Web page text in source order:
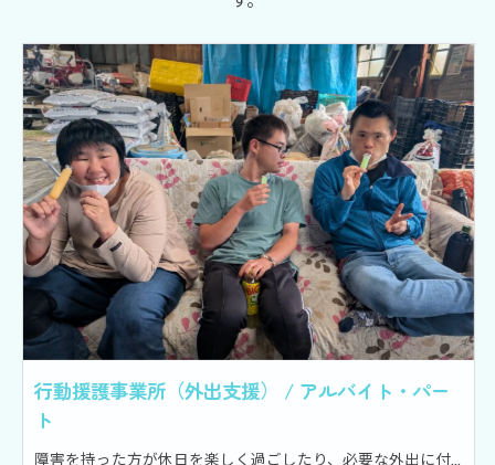
行動援護事業所（外出支援） / アルバイト・パー
ト